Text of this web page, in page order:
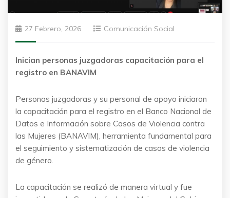
27 Febrero, 2026 Comunicación Social
Inician personas juzgadoras capacitación para el
registro en BANAVIM
Personas juzgadoras y su personal de apoyo iniciaron
la capacitación para el registro en el Banco Nacional de
Datos e Información sobre Casos de Violencia contra
las Mujeres (BANAVIM), herramienta fundamental para
el seguimiento y sistematización de casos de violencia
de género.
La capacitación se realizó de manera virtual y fue